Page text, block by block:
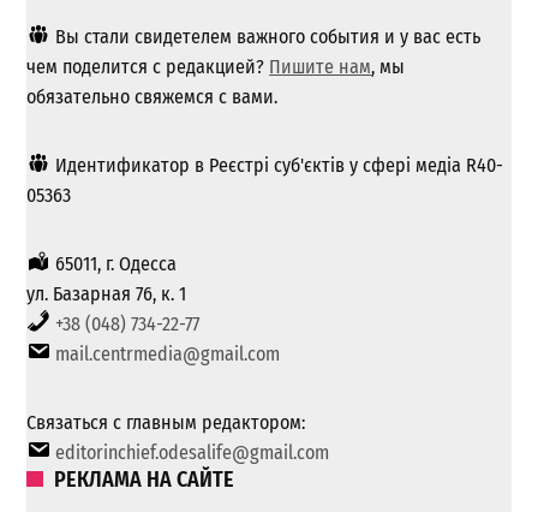
Вы стали свидетелем важного события и у вас есть
чем поделится с редакцией? Пишите нам, мы
обязательно свяжемся с вами.
Идентификатор в Реєстрі суб'єктів у сфері медіа R40-
05363
65011, г. Одесса
ул. Базарная 76, к. 1
+38 (048) 734-22-77
mail.centrmedia@gmail.com
Связаться с главным редактором:
editorinchief.odesalife@gmail.com
РЕКЛАМА НА САЙТЕ